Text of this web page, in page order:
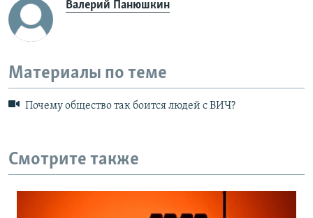
Валерий Панюшкин
Материалы по теме
Почему общество так боится людей с ВИЧ?
Смотрите также